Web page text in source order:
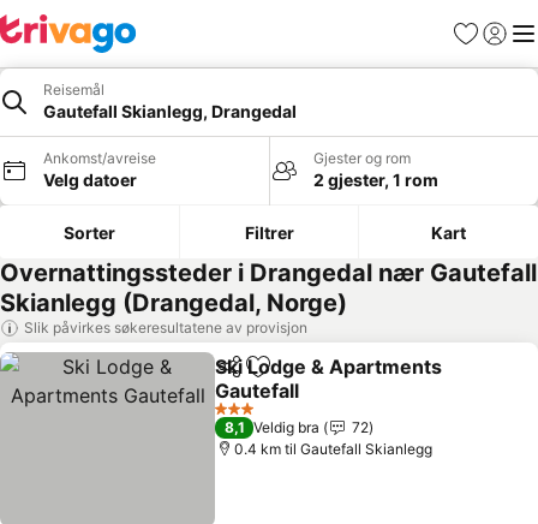
Favoritter
Logg
Reisemål
Gautefall Skianlegg, Drangedal
Ankomst/avreise
Velg datoer
Gjester og rom
2 gjester, 1 rom
Sorter Filtrer Kart
Overnattingssteder i Drangedal nær Gautefall
Skianlegg (Drangedal, Norge)
Slik påvirkes søkeresultatene av provisjon
Del Legg til i favoritter
Ski Lodge & Apartments
Gautefall
Se priser
3 Stjerner
8,1 Veldig bra
72
0.4 km til Gautefall Skianlegg